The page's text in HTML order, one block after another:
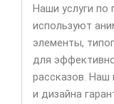
Наши услуги по
используют
элементы,
для
рассказов. Наш
и дизайна